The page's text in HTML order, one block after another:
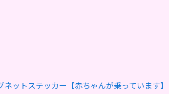
ットステッカー【赤ちゃんが乗っています】